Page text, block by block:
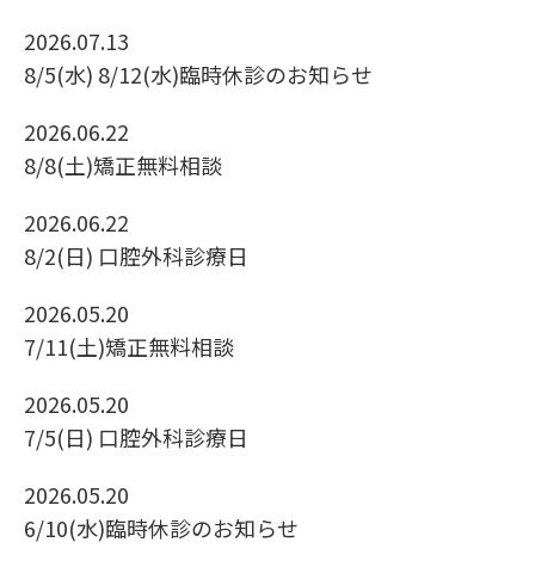
2026.07.13
8/5(水) 8/12(水)臨時休診のお知らせ
2026.06.22
8/8(土)矯正無料相談
2026.06.22
8/2(日) 口腔外科診療日
2026.05.20
7/11(土)矯正無料相談
2026.05.20
7/5(日) 口腔外科診療日
2026.05.20
6/10(水)臨時休診のお知らせ